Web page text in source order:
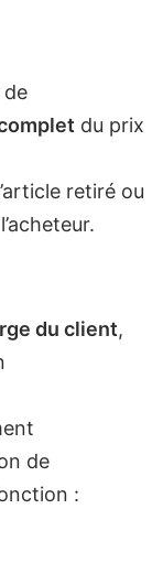
de
du prix
retiré ou
du client,
de
: